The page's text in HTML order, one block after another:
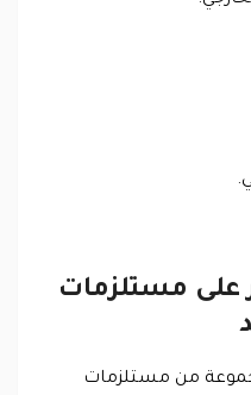
على مستلزمات
من مستلزمات